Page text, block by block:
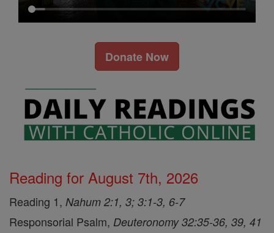
Donate Now
Reading for August 7th, 2026
Reading 1, Nahum 2:1, 3; 3:1-3, 6-7
Responsorial Psalm, Deuteronomy 32:35-36, 39, 41